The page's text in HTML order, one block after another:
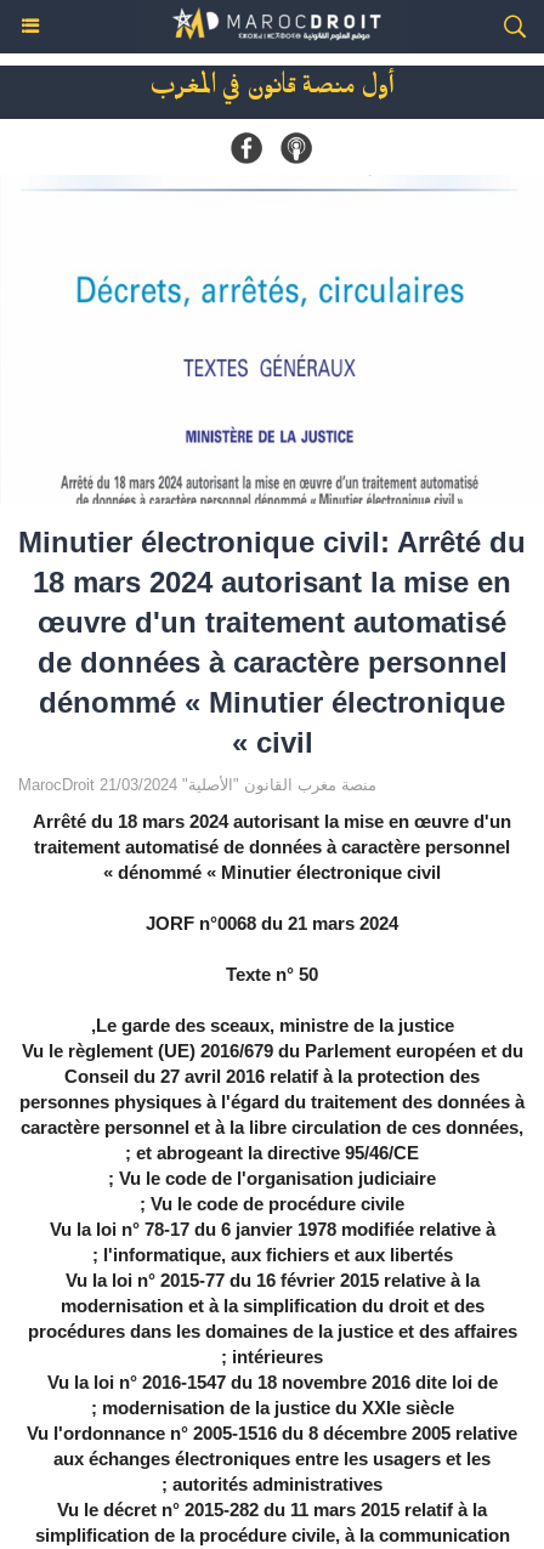
أول منصة قانون في المغرب
Minutier électronique civil: Arrêté du
18 mars 2024 autorisant la mise en
œuvre d'un traitement automatisé
de données à caractère personnel
dénommé « Minutier électronique
civil »
MarocDroit منصة مغرب القانون "الأصلية" 21/03/2024
Arrêté du 18 mars 2024 autorisant la mise en œuvre d'un
traitement automatisé de données à caractère personnel
dénommé « Minutier électronique civil »
JORF n°0068 du 21 mars 2024
Texte n° 50
Le garde des sceaux, ministre de la justice,
Vu le règlement (UE) 2016/679 du Parlement européen et du
Conseil du 27 avril 2016 relatif à la protection des
personnes physiques à l'égard du traitement des données à
caractère personnel et à la libre circulation de ces données,
et abrogeant la directive 95/46/CE ;
Vu le code de l'organisation judiciaire ;
Vu le code de procédure civile ;
Vu la loi n° 78-17 du 6 janvier 1978 modifiée relative à
l'informatique, aux fichiers et aux libertés ;
Vu la loi n° 2015-77 du 16 février 2015 relative à la
modernisation et à la simplification du droit et des
procédures dans les domaines de la justice et des affaires
intérieures ;
Vu la loi n° 2016-1547 du 18 novembre 2016 dite loi de
modernisation de la justice du XXIe siècle ;
Vu l'ordonnance n° 2005-1516 du 8 décembre 2005 relative
aux échanges électroniques entre les usagers et les
autorités administratives ;
Vu le décret n° 2015-282 du 11 mars 2015 relatif à la
simplification de la procédure civile, à la communication